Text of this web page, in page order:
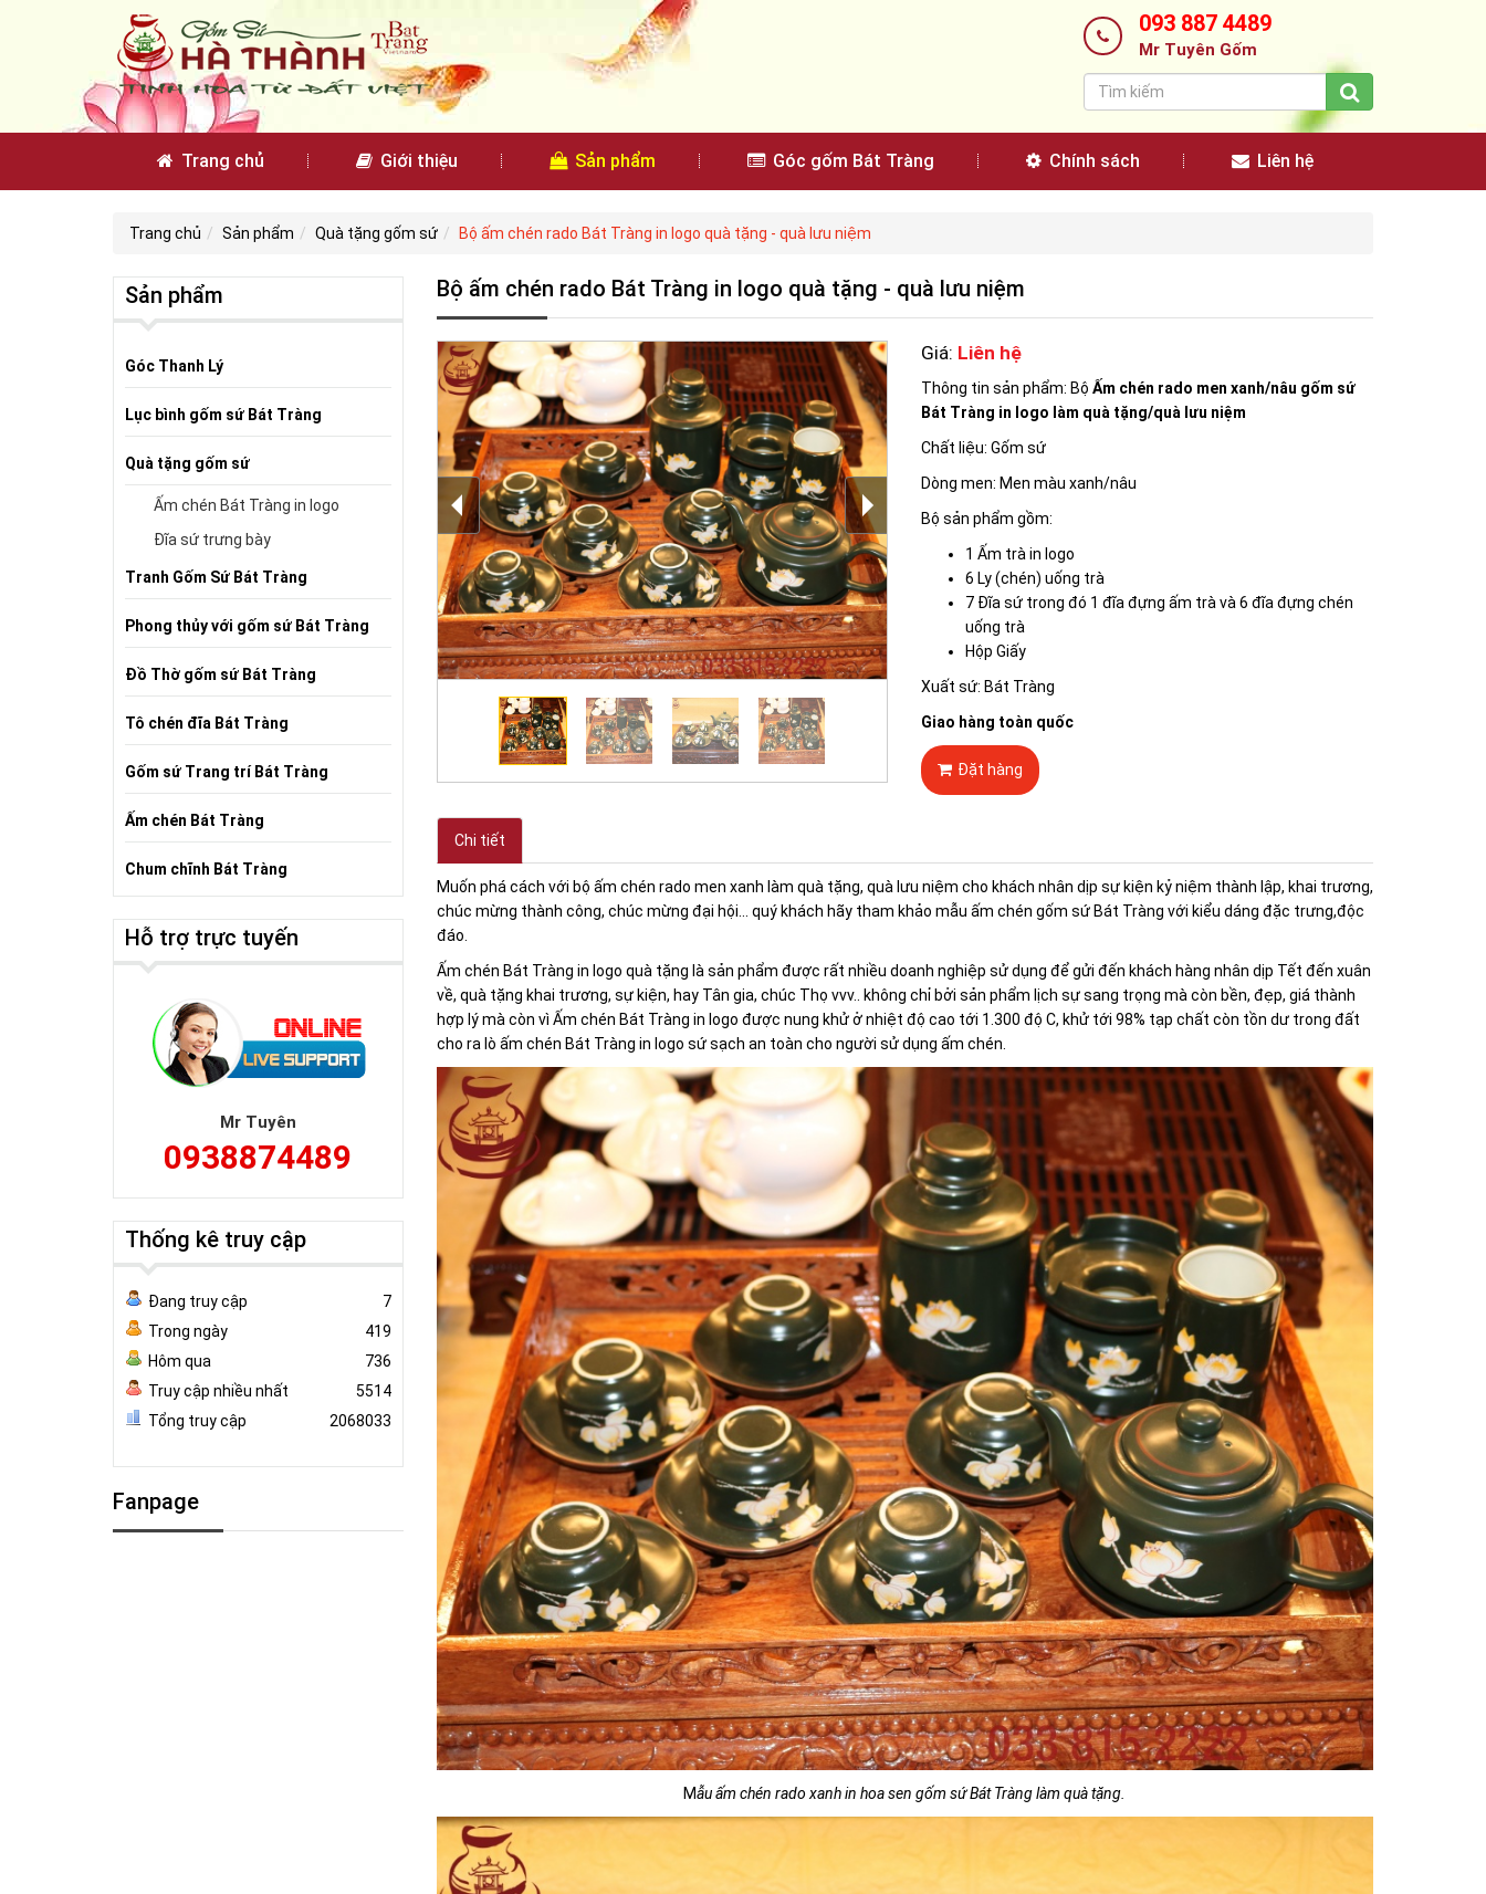
093 887 4489
Mr Tuyên Gốm
Trang chủ Giới thiệu Sản phẩm Góc gốm Bát Tràng Chính sách Liên hệ
Trang chủ Sản phẩm Quà tặng gốm sứ Bộ ấm chén rado Bát Tràng in logo quà tặng - quà lưu niệm
Bộ ấm chén rado Bát Tràng in logo quà tặng - quà lưu niệm
Giá: Liên hệ
Thông tin sản phẩm: BộẤm chén rado men xanh/nâu gốm sứ
Bát Tràng in logo làm quà tặng/quà lưu niệm
Chất liệu: Gốm sứ
Dòng men: Men màu xanh/nâu
Bộ sản phẩm gồm:
1 Ấm trà in logo
6 Ly (chén) uống trà
7 Đĩa sứ trong đó 1 đĩa đựng ấm trà và 6 đĩa đựng chén
uống trà
Hộp Giấy
Xuất sứ: Bát Tràng
Giao hàng toàn quốc
Đặt hàng
Chi tiết
Muốn phá cách với bộ ấm chén rado men xanh làm quà tặng, quà lưu niệm cho khách nhân dịp sự kiện kỷ niệm thành lập, khai trương,
chúc mừng thành công, chúc mừng đại hội... quý khách hãy tham khảo mẫu ấm chén gốm sứ Bát Tràng với kiểu dáng đặc trưng,độc
đáo.
Ấm chén Bát Tràng in logo quà tặng là sản phẩm được rất nhiều doanh nghiệp sử dụng để gửi đến khách hàng nhân dịp Tết đến xuân
về, quà tặng khai trương, sự kiện, hay Tân gia, chúc Thọ vvv.. không chỉ bởi sản phẩm lịch sự sang trọng mà còn bền, đẹp, giá thành
hợp lý mà còn vì Ấm chén Bát Tràng in logo được nung khử ở nhiệt độ cao tới 1.300 độ C, khử tới 98% tạp chất còn tồn dư trong đất
cho ra lò ấm chén Bát Tràng in logo sứ sạch an toàn cho người sử dụng ấm chén.
Mẫu ấm chén rado xanh in hoa sen gốm sứ Bát Tràng làm quà tặng.
Sản phẩm
Góc Thanh Lý
Lục bình gốm sứ Bát Tràng
Quà tặng gốm sứ
Ấm chén Bát Tràng in logo
Đĩa sứ trưng bày
Tranh Gốm Sứ Bát Tràng
Phong thủy với gốm sứ Bát Tràng
Đồ Thờ gốm sứ Bát Tràng
Tô chén đĩa Bát Tràng
Gốm sứ Trang trí Bát Tràng
Ấm chén Bát Tràng
Chum chĩnh Bát Tràng
Hỗ trợ trực tuyến
Mr Tuyên
0938874489
Thống kê truy cập
Đang truy cập
7
Trong ngày
419
Hôm qua
736
Truy cập nhiều nhất
5514
Tổng truy cập
2068033
Fanpage